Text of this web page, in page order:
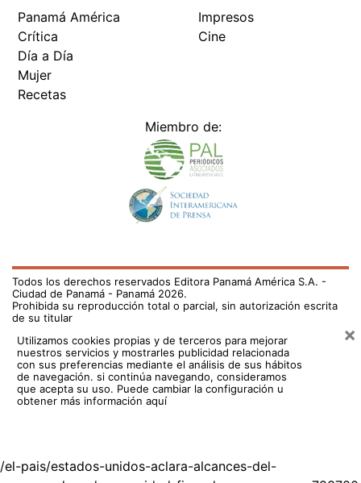
Panamá América
Crítica
Día a Día
Mujer
Recetas
Impresos
Cine
Miembro de:
Todos los derechos reservados Editora Panamá América S.A. -
Ciudad de Panamá - Panamá 2026.
Prohibida su reproducción total o parcial, sin autorización escrita
de su titular
Utilizamos cookies propias y de terceros para mejorar
nuestros servicios y mostrarles publicidad relacionada
con sus preferencias mediante el análisis de sus hábitos
de navegación. si continúa navegando, consideramos
que acepta su uso. Puede cambiar la configuración u
obtener más información aquí
×
/el-pais/estados-unidos-aclara-alcances-del-